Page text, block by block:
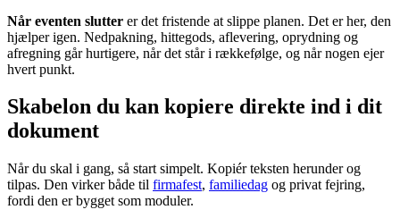
Når eventen slutter er det fristende at slippe planen. Det er her, den
hjælper igen. Nedpakning, hittegods, aflevering, oprydning og
afregning går hurtigere, når det står i rækkefølge, og når nogen ejer
hvert punkt.
Skabelon du kan kopiere direkte ind i dit
dokument
Når du skal i gang, så start simpelt. Kopiér teksten herunder og
tilpas. Den virker både til firmafest, familiedag og privat fejring,
fordi den er bygget som moduler.